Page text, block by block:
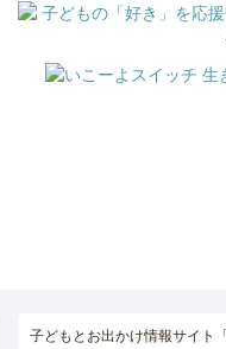
子どもとお出かけ情報サイト